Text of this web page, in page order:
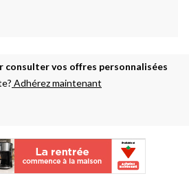
consulter vos offres personnalisées
Adhérez maintenant